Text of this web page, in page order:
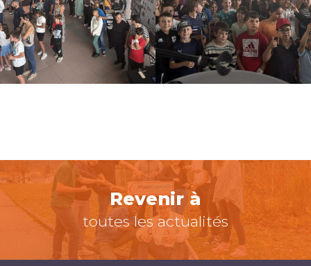
Revenir à
toutes les actualités